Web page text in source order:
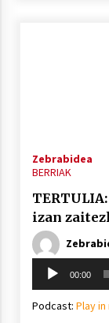
Zebrabidea
BERRIAK
izan
Soinu
00:00
Podcast: Play